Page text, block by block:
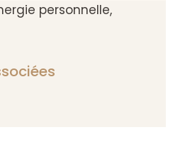
personnelle,